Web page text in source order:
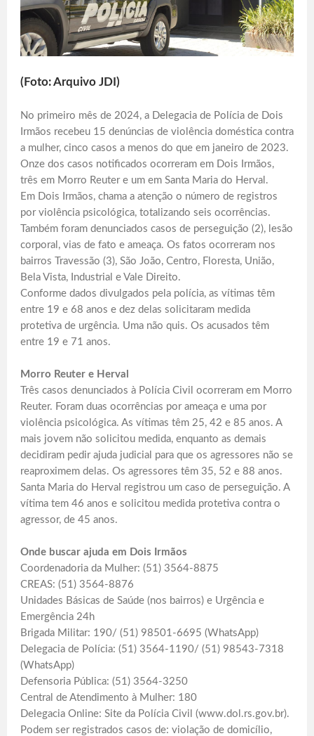
(Foto: Arquivo JDI)
No primeiro mês de 2024, a Delegacia de Polícia de Dois
Irmãos recebeu 15 denúncias de violência doméstica contra
a mulher, cinco casos a menos do que em janeiro de 2023.
Onze dos casos notificados ocorreram em Dois Irmãos,
três em Morro Reuter e um em Santa Maria do Herval.
Em Dois Irmãos, chama a atenção o número de registros
por violência psicológica, totalizando seis ocorrências.
Também foram denunciados casos de perseguição (2), lesão
corporal, vias de fato e ameaça. Os fatos ocorreram nos
bairros Travessão (3), São João, Centro, Floresta, União,
Bela Vista, Industrial e Vale Direito.
Conforme dados divulgados pela polícia, as vítimas têm
entre 19 e 68 anos e dez delas solicitaram medida
protetiva de urgência. Uma não quis. Os acusados têm
entre 19 e 71 anos.
Morro Reuter e Herval
Três casos denunciados à Polícia Civil ocorreram em Morro
Reuter. Foram duas ocorrências por ameaça e uma por
violência psicológica. As vítimas têm 25, 42 e 85 anos. A
mais jovem não solicitou medida, enquanto as demais
decidiram pedir ajuda judicial para que os agressores não se
reaproximem delas. Os agressores têm 35, 52 e 88 anos.
Santa Maria do Herval registrou um caso de perseguição. A
vítima tem 46 anos e solicitou medida protetiva contra o
agressor, de 45 anos.
Onde buscar ajuda em Dois Irmãos
Coordenadoria da Mulher: (51) 3564-8875
CREAS: (51) 3564-8876
Unidades Básicas de Saúde (nos bairros) e Urgência e
Emergência 24h
Brigada Militar: 190/ (51) 98501-6695 (WhatsApp)
Delegacia de Polícia: (51) 3564-1190/ (51) 98543-7318
(WhatsApp)
Defensoria Pública: (51) 3564-3250
Central de Atendimento à Mulher: 180
Delegacia Online: Site da Polícia Civil (www.dol.rs.gov.br).
Podem ser registrados casos de: violação de domicílio,